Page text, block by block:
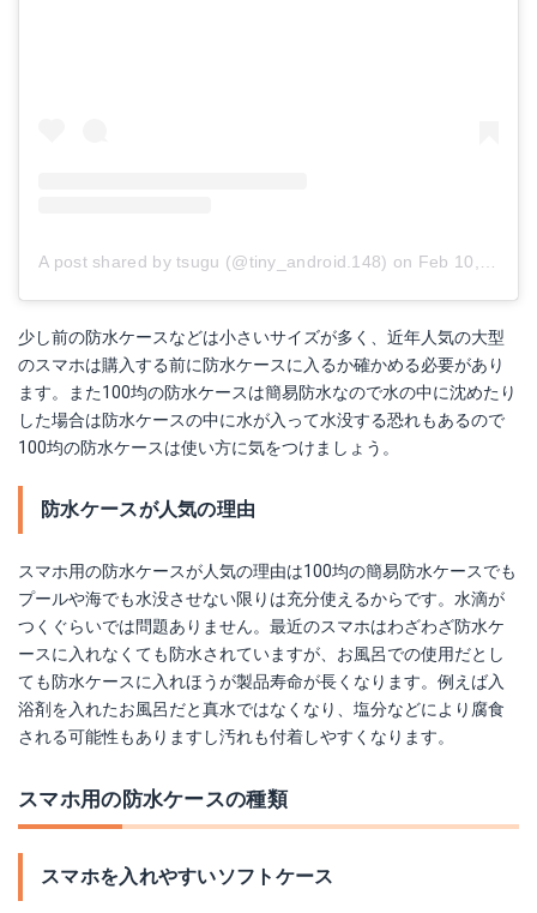
A post shared by tsugu (@tiny_android.148) on Feb 10, 2016 at 6:49am PST
少し前の防水ケースなどは小さいサイズが多く、近年人気の大型
のスマホは購入する前に防水ケースに入るか確かめる必要があり
ます。また100均の防水ケースは簡易防水なので水の中に沈めたり
した場合は防水ケースの中に水が入って水没する恐れもあるので
100均の防水ケースは使い方に気をつけましょう。
防水ケースが人気の理由
スマホ用の防水ケースが人気の理由は100均の簡易防水ケースでも
プールや海でも水没させない限りは充分使えるからです。水滴が
つくぐらいでは問題ありません。最近のスマホはわざわざ防水ケ
ースに入れなくても防水されていますが、お風呂での使用だとし
ても防水ケースに入れほうが製品寿命が長くなります。例えば入
浴剤を入れたお風呂だと真水ではなくなり、塩分などにより腐食
される可能性もありますし汚れも付着しやすくなります。
スマホ用の防水ケースの種類
スマホを入れやすいソフトケース